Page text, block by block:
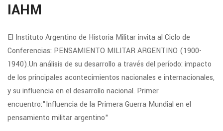
IAHM
El Instituto Argentino de Historia Militar invita al Ciclo de
Conferencias: PENSAMIENTO MILITAR ARGENTINO (1900-
1940).Un análisis de su desarrollo a través del período: impacto
de los principales acontecimientos nacionales e internacionales,
y su influencia en el desarrollo nacional. Primer
encuentro:"Influencia de la Primera Guerra Mundial en el
pensamiento militar argentino"